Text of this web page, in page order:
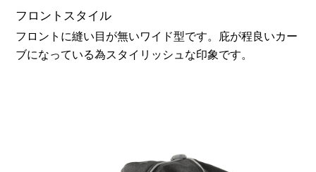
フロントスタイル
フロントに縫い目が無いワイド型です。庇が程良いカー
ブになっている為スタイリッシュな印象です。